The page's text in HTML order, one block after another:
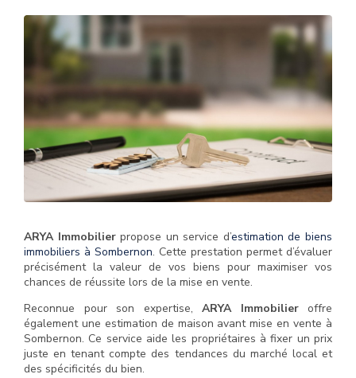
ARYA Immobilierpropose un service d’estimation de biens
immobiliers à Sombernon. Cette prestation permet d’évaluer
précisément la valeur de vos biens pour maximiser vos
chances de réussite lors de la mise en vente.
Reconnue pour son expertise, ARYA Immobilieroffre
également une estimation de maison avant mise en vente à
Sombernon. Ce service aide les propriétaires à fixer un prix
juste en tenant compte des tendances du marché local et
des spécificités du bien.